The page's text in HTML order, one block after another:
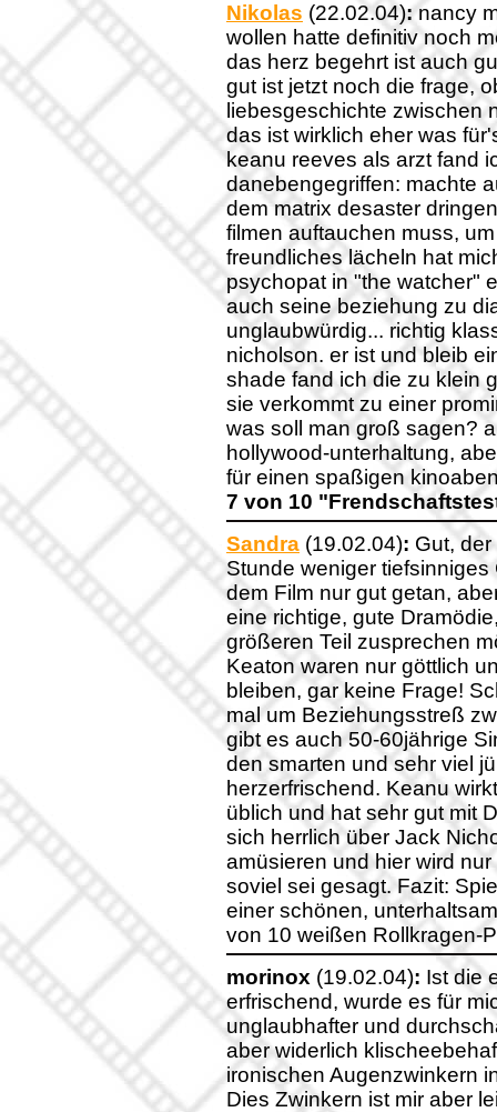
Nikolas (22.02.04):nancy
wollen hatte definitiv noch
das herz begehrt ist auch
gut ist jetzt noch die frage,
liebesgeschichte zwischen
das ist wirklich eher was
keanu reeves als arzt fand
danebengegriffen: machte
dem matrix desaster
filmen auftauchen muss,
freundliches lächeln hat
psychopat in "the watcher"
auch seine beziehung zu
unglaubwürdig... richtig
nicholson. er ist und bleib
shade fand ich die zu klein
sie verkommt zu einer
was soll man groß sagen?
hollywood-unterhaltung,
für einen spaßigen
7 von 10
Sandra (19.02.04): Gut,
Stunde weniger
dem Film nur gut getan,
eine richtige, gute
größeren Teil zusprechen
Keaton waren nur göttlich
bleiben, gar keine Frage!
mal um Beziehungsstreß
gibt es auch 50-60jährige
den smarten und sehr viel
herzerfrischend. Keanu
üblich und hat sehr gut mit
sich herrlich über Jack
amüsieren und hier wird
soviel sei gesagt. Fazit:
einer schönen,
von 10 weißen Rollkragen-
morinox (19.02.04): Ist die
erfrischend, wurde es für
unglaubhafter und
aber widerlich
ironischen Augenzwinkern
Dies Zwinkern ist mir aber